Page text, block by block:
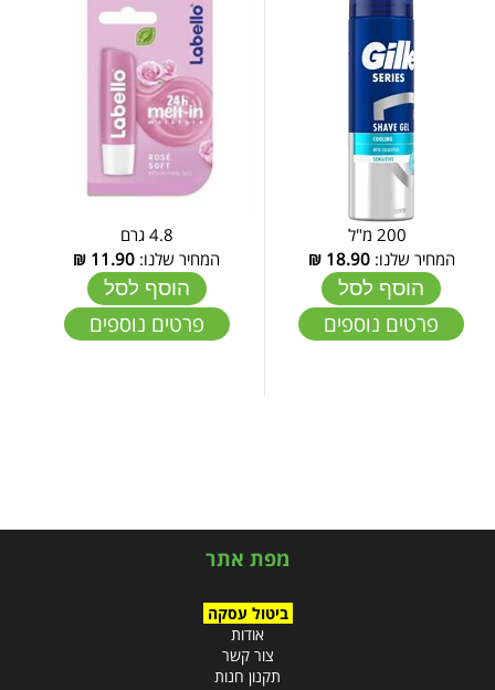
המחיר שלנו:18.90
₪
הוסף לסל
פרטים נוספים
4.8 גרם
המחיר שלנו: 11.90
₪
הוסף לסל
פרטים נוספים
מפת אתר
ביטול עסקה
אודות
צור קשר
תקנון חנות